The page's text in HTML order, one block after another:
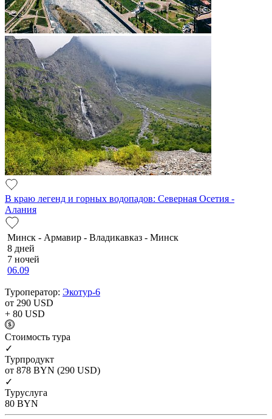
В краю легенд и горных водопадов: Северная Осетия -
Алания
Минск - Армавир - Владикавказ - Минск
8 дней
7 ночей
06.09
Туроператор: Экотур-6
от 290 USD
+ 80 USD
Cтоимость тура
✓
Турпродукт
от 878 BYN (290 USD)
✓
Туруслуга
80 BYN